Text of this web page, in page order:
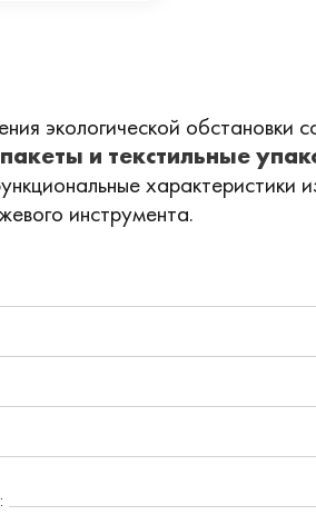
экологической обстановки
и текстильные
характеристики
инструмента.